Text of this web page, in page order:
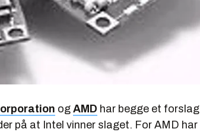
og AMD har begge et forslag
på at Intel vinner slaget. For AMD har